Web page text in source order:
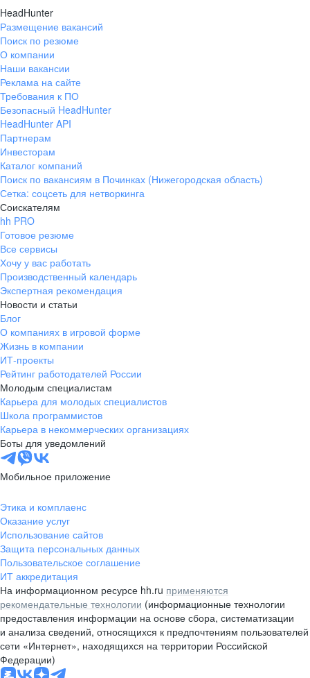
HeadHunter
Размещение вакансий
Поиск по резюме
О компании
Наши вакансии
Реклама на сайте
Требования к ПО
Безопасный HeadHunter
HeadHunter API
Партнерам
Инвесторам
Каталог компаний
Поиск по вакансиям в Починках (Нижегородская область)
Сетка: соцсеть для нетворкинга
Соискателям
hh PRO
Готовое резюме
Все сервисы
Хочу у вас работать
Производственный календарь
Экспертная рекомендация
Новости и статьи
Блог
О компаниях в игровой форме
Жизнь в компании
ИТ-проекты
Рейтинг работодателей России
Молодым специалистам
Карьера для молодых специалистов
Школа программистов
Карьера в некоммерческих организациях
Боты для уведомлений
Мобильное приложение
Этика и комплаенс
Оказание услуг
Использование сайтов
Защита персональных данных
Пользовательское соглашение
ИТ аккредитация
На информационном ресурсе hh.ru применяются
рекомендательные технологии (информационные технологии
предоставления информации на основе сбора, систематизации
и анализа сведений, относящихся к предпочтениям пользователей
сети «Интернет», находящихся на территории Российской
Федерации)